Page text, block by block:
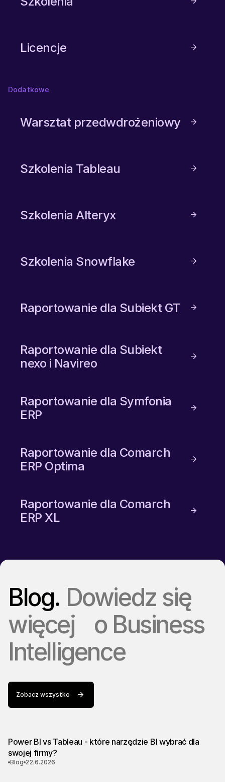
Licencje
Dodatkowe
Warsztat przedwdrożeniowy
Szkolenia Tableau
Szkolenia Alteryx
Szkolenia Snowflake
Raportowanie dla Subiekt GT
Raportowanie dla Subiekt
nexo i Navireo
Raportowanie dla Symfonia
ERP
Raportowanie dla Comarch
ERP Optima
Raportowanie dla Comarch
ERP XL
Blog. Dowiedz się
więcej o Business
Intelligence
Zobacz wszystko
Power BI vs Tableau - które narzędzie BI wybrać dla
swojej firmy?
Blog 22.6.2026